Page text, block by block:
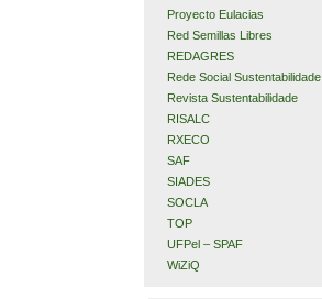
Proyecto Eulacias
Red Semillas Libres
REDAGRES
Rede Social Sustentabilidade
Revista Sustentabilidade
RISALC
RXECO
SAF
SIADES
SOCLA
TOP
UFPel – SPAF
WiZiQ